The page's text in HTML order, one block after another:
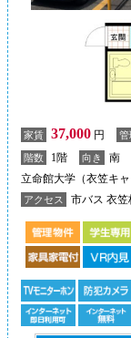
家賃 37,000 円 管
階数 1階 向き 南
立命館大学（衣笠キ
アクセス 市バス 衣笠